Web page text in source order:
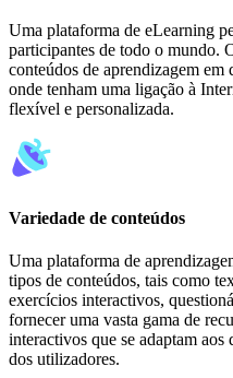
Uma plataforma de eLearning
participantes de todo o mundo.
conteúdos de aprendizagem
onde tenham uma ligação à
flexível e personalizada.
Variedade de conteúdos
Uma plataforma de
tipos de conteúdos, tais como
exercícios interactivos,
fornecer uma vasta gama de
interactivos que se adaptam
dos utilizadores.